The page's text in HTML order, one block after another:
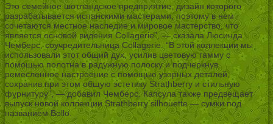
Это семейное шотландское предприятие, дизайн которого
разрабатывается испанскими мастерами, поэтому в нем
сочетаются местное наследие и мировое мастерство, что
является основой видения Collagerie”, — сказала Люсинда
Чемберс, соучредительница Collagerie. “В этой коллекции мы
использовали этот общий дух, усилив цветовую гамму с
помощью полотна в радужную полоску и подчеркнув
ремесленное настроение с помощью узорных деталей,
сохранив при этом общую эстетику Strathberry и стильную
фурнитуру”, — добавил Чемберс. Капсула также предвещает
выпуск новой коллекции Strathberry silhouette — сумки под
названием Bollo.